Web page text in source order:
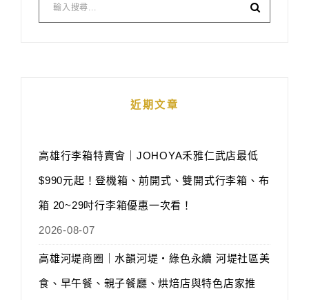
近期文章
高雄行李箱特賣會｜JOHOYA禾雅仁武店最低
$990元起！登機箱、前開式、雙開式行李箱、布
箱 20~29吋行李箱優惠一次看！
2026-08-07
高雄河堤商圈｜水韻河堤‧綠色永續 河堤社區美
食、早午餐、親子餐廳、烘焙店與特色店家推